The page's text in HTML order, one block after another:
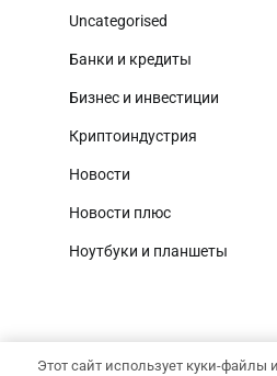
Uncategorised
Банки и кредиты
Бизнес и инвестиции
Криптоиндустрия
Новости
Новости плюс
Ноутбуки и планшеты
Этот сайт использует куки-файлы